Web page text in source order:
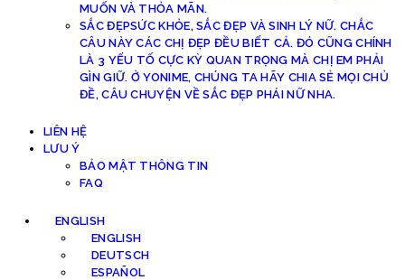
MUỐN VÀ THỎA MÃN.
SẮC ĐẸPSỨC KHỎE, SẮC ĐẸP VÀ SINH LÝ NỮ. CHẮC
CÂU NÀY CÁC CHỊ ĐẸP ĐỀU BIẾT CẢ. ĐÓ CŨNG CHÍNH
LÀ 3 YẾU TỐ CỰC KỲ QUAN TRỌNG MÀ CHỊ EM PHẢI
GÌN GIỮ. Ở YONIME, CHÚNG TA HÃY CHIA SẺ MỌI CHỦ
ĐỀ, CÂU CHUYỆN VỀ SẮC ĐẸP PHÁI NỮ NHA.
LIÊN HỆ
LƯU Ý
BẢO MẬT THÔNG TIN
FAQ
ENGLISH
ENGLISH
DEUTSCH
ESPAÑOL